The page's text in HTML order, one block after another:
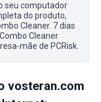
seu computador
do produto,
Cleaner. 7 dias
Cleaner
mãe de PCRisk.
vosteran.com